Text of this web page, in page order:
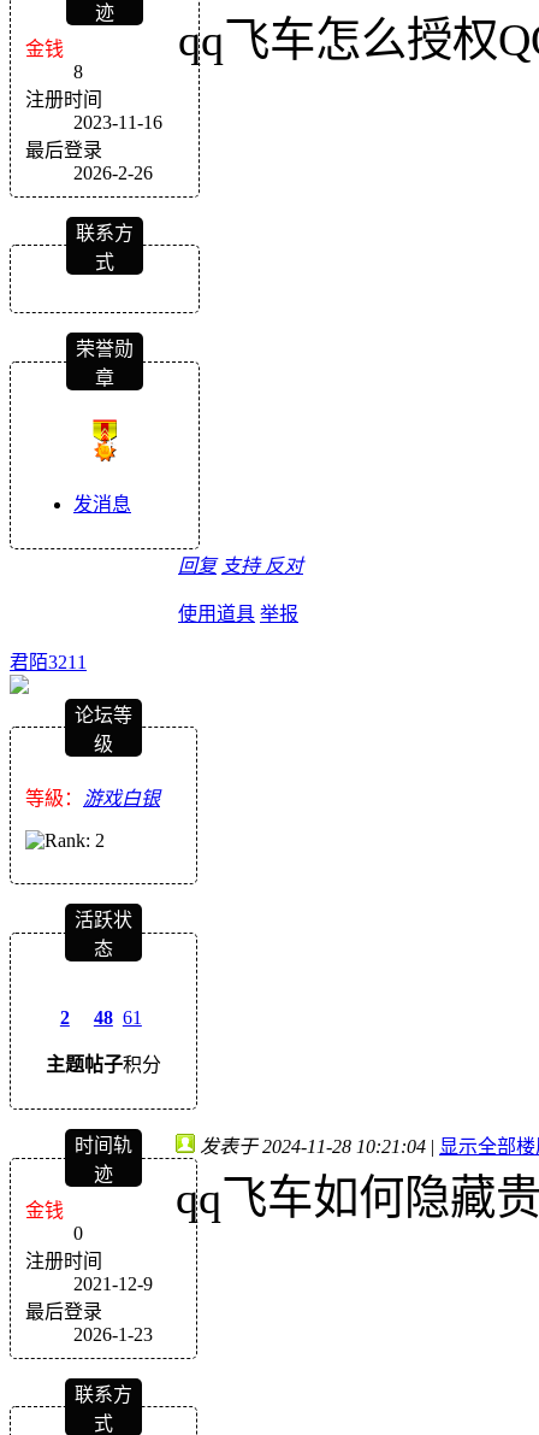
迹
金钱
8
注册时间
2023-11-16
最后登录
2026-2-26
联系方
式
荣誉勋
章
发消息
qq飞车怎么授权
回复 支持 反对
使用道具 举报
君陌3211
论坛等
级
等級： 游戏白银
活跃状
态
2
主题
48
帖子
61
积分
时间轨
迹
金钱
0
注册时间
2021-12-9
最后登录
2026-1-23
联系方
式
发表于 2024-11-28 10:21:04 | 显示全部
qq飞车如何隐藏